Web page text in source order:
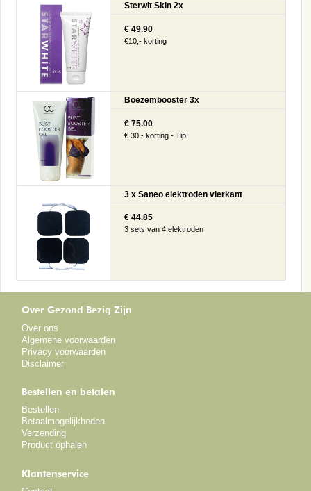
Sterwit Skin 2x
€ 49.90
€10,- korting
Boezembooster 3x
€ 75.00
€ 30,- korting - Tip!
3 x Saneo elektroden vierkant
€ 44.85
3 sets van 4 elektroden
Over Gezond Bezig Zijn
Over ons
Algemene voorwaarden
Privacy voorwaarden
Disclaimer
Bestellen en betalen
Bestellen
Betaalmogelijkheden
Verzending
Product ophalen
Klantenservice